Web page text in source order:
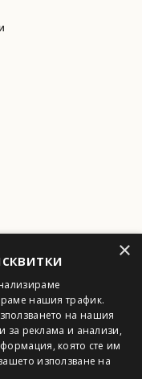
запазени
×
нашия трафик.
на нашия
за реклама и анализи,
която сте им
използване на